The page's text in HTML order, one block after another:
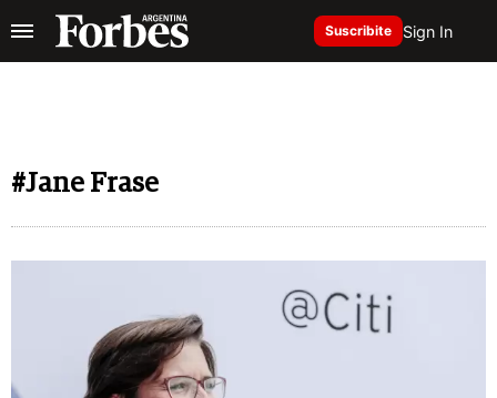
Suscribite Sign In
#Jane Frase